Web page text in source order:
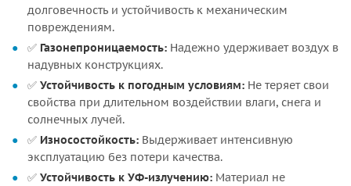
долговечность и устойчивость к механическим
повреждениям.
✅ Газонепроницаемость: Надежно удерживает воздух в
надувных конструкциях.
✅ Устойчивость к погодным условиям: Не теряет свои
свойства при длительном воздействии влаги, снега и
солнечных лучей.
✅ Износостойкость: Выдерживает интенсивную
эксплуатацию без потери качества.
✅ Устойчивость к УФ-излучению: Материал не